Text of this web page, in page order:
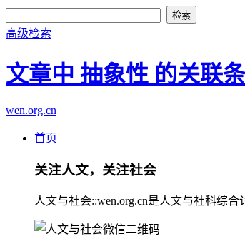
高级检索
文章中 抽象性 的关联
wen.org.cn
首页
关注人文，关注社会
人文与社会::wen.org.cn是人文与社科综